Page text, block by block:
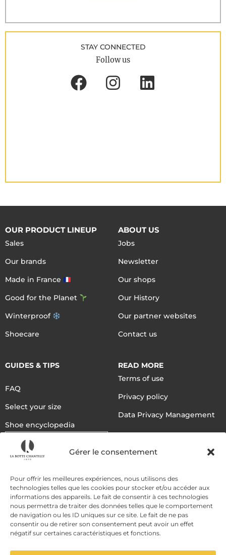
Gérer le consentement
Pour offrir les meilleures expériences, nous utilisons des
technologies telles que les cookies pour stocker et/ou accéder aux
informations des appareils. Le fait de consentir à ces technologies
nous permettra de traiter des données telles que le comportement
de navigation ou les ID uniques sur ce site. Le fait de ne pas
consentir ou de retirer son consentement peut avoir un effet
négatif sur certaines caractéristiques et fonctions.
STAY CONNECTED
Follow us
OUR PRODUCT LINEUP
Sales
Our brands
Made in France
Good for the Planet
Winterproof
Shoecare
ABOUT US
Jobs
Newsletter
Our shops
Our History
Our partner websites
Contact us
GUIDES & TIPS
FAQ
Select your size
Shoe encyclopedia
English
READ MORE
Terms of use
Privacy policy
Data Privacy Management
DELIVERY METHODS
PAYMENT METHODS